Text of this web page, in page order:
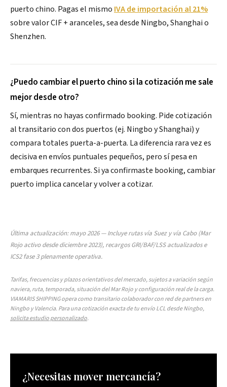
puerto chino. Pagas el mismo IVA de importación al 21%
sobre valor CIF + aranceles, sea desde Ningbo, Shanghai o
Shenzhen.
¿Puedo cambiar el puerto chino si la cotización me sale
mejor desde otro?
Sí, mientras no hayas confirmado booking. Pide cotización
al transitario con dos puertos (ej. Ningbo y Shanghai) y
compara totales puerta-a-puerta. La diferencia rara vez es
decisiva en envíos puntuales pequeños, pero sí pesa en
embarques recurrentes. Si ya confirmaste booking, cambiar
puerto implica cancelar y volver a cotizar.
Última actualización: mayo 2026 — Incluye rutas vía Suez y vía Cabo (Mar
Rojo activo desde diciembre 2023), recargos GRI/BAF/LSS actualizados e
ICS2 fase 3 plenamente operativa.
Tarifas, frecuencias y plazos orientativos del mercado, sujetos a variación según
naviera, ruta, temporada, situación del Mar Rojo y configuración real de la carga.
VIAMARIS SHIPPING opera como transitario colaborador con red de partners en
Ningbo y Valencia. Para una cotización exacta de tu envío LCL desde Ningbo,
solicita estudio personalizado.
¿Necesitas mover mercancía?